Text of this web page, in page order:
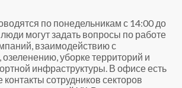
по понедельникам с 14:00 до
могут задать вопросы по работе
взаимодействию с
уборке территорий и
инфраструктуры. В офисе есть
сотрудников секторов